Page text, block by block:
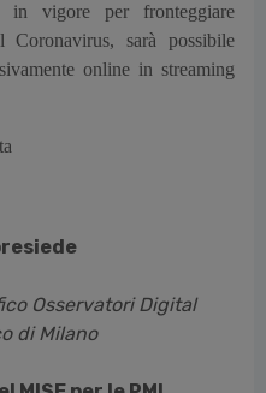
vigore per fronteggiare
Coronavirus, sarà possibile
online in streaming
Osservatori Digital
di Milano